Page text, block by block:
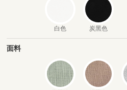
白色 炭黑色
面料